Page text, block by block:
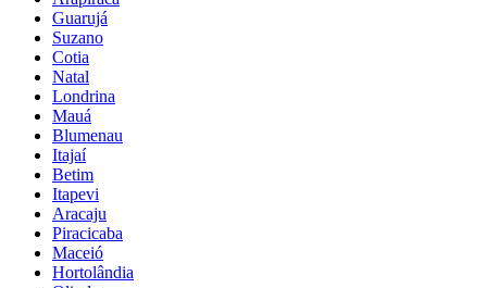
Guarujá
Suzano
Cotia
Natal
Londrina
Mauá
Blumenau
Itajaí
Betim
Itapevi
Aracaju
Piracicaba
Maceió
Hortolândia